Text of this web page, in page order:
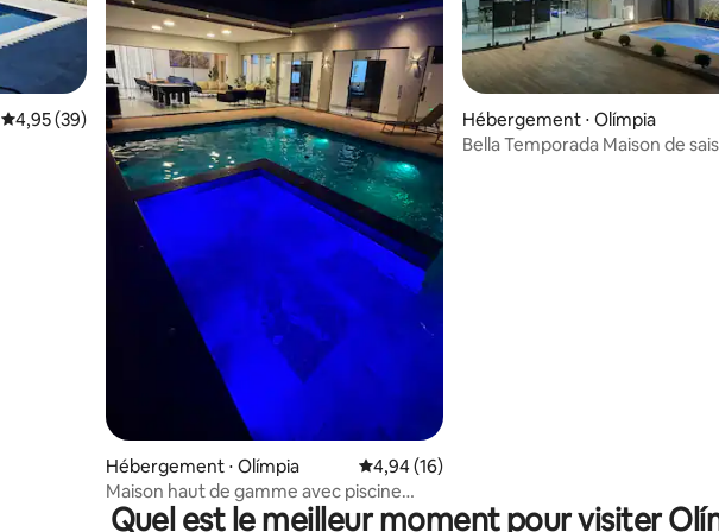
Évaluation moyenne sur la base de 39 commentaires : 4,95 sur 5
4,95 (39)
Hébergement ⋅ Olímpia Évaluation moyenne sur la base de 16
4,94 (16)
Maison haut de gamme avec piscine
chauffée
Hébergement ⋅ Olímpia
Bella Temporada Maison de
Quel est le meilleur moment pour visiter